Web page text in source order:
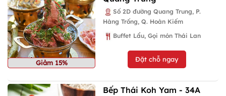
Giảm 15%
Số 2D đường Quang Trung, P.
Hàng Trống, Q. Hoàn Kiếm
Buffet Lẩu, Gọi món Thái Lan
Đặt chỗ ngay
Bếp Thái Koh Yam - 34A